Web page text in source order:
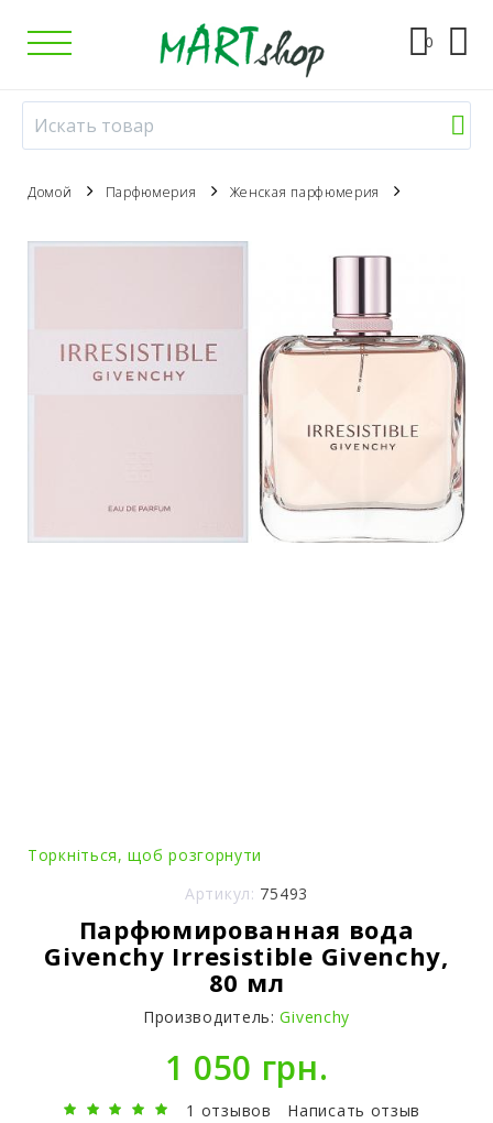
0
Домой Парфюмерия Женская парфюмерия
Торкніться, щоб розгорнути
Артикул: 75493
Парфюмированная вода
Givenchy Irresistible Givenchy,
80 мл
Производитель: Givenchy
1 050 грн.
1 отзывов
Написать отзыв